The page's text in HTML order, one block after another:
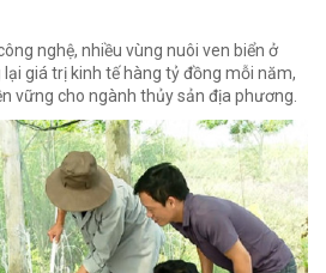
nghệ, nhiều vùng nuôi ven biển ở
giá trị kinh tế hàng tỷ đồng mỗi năm,
vững cho ngành thủy sản địa phương.